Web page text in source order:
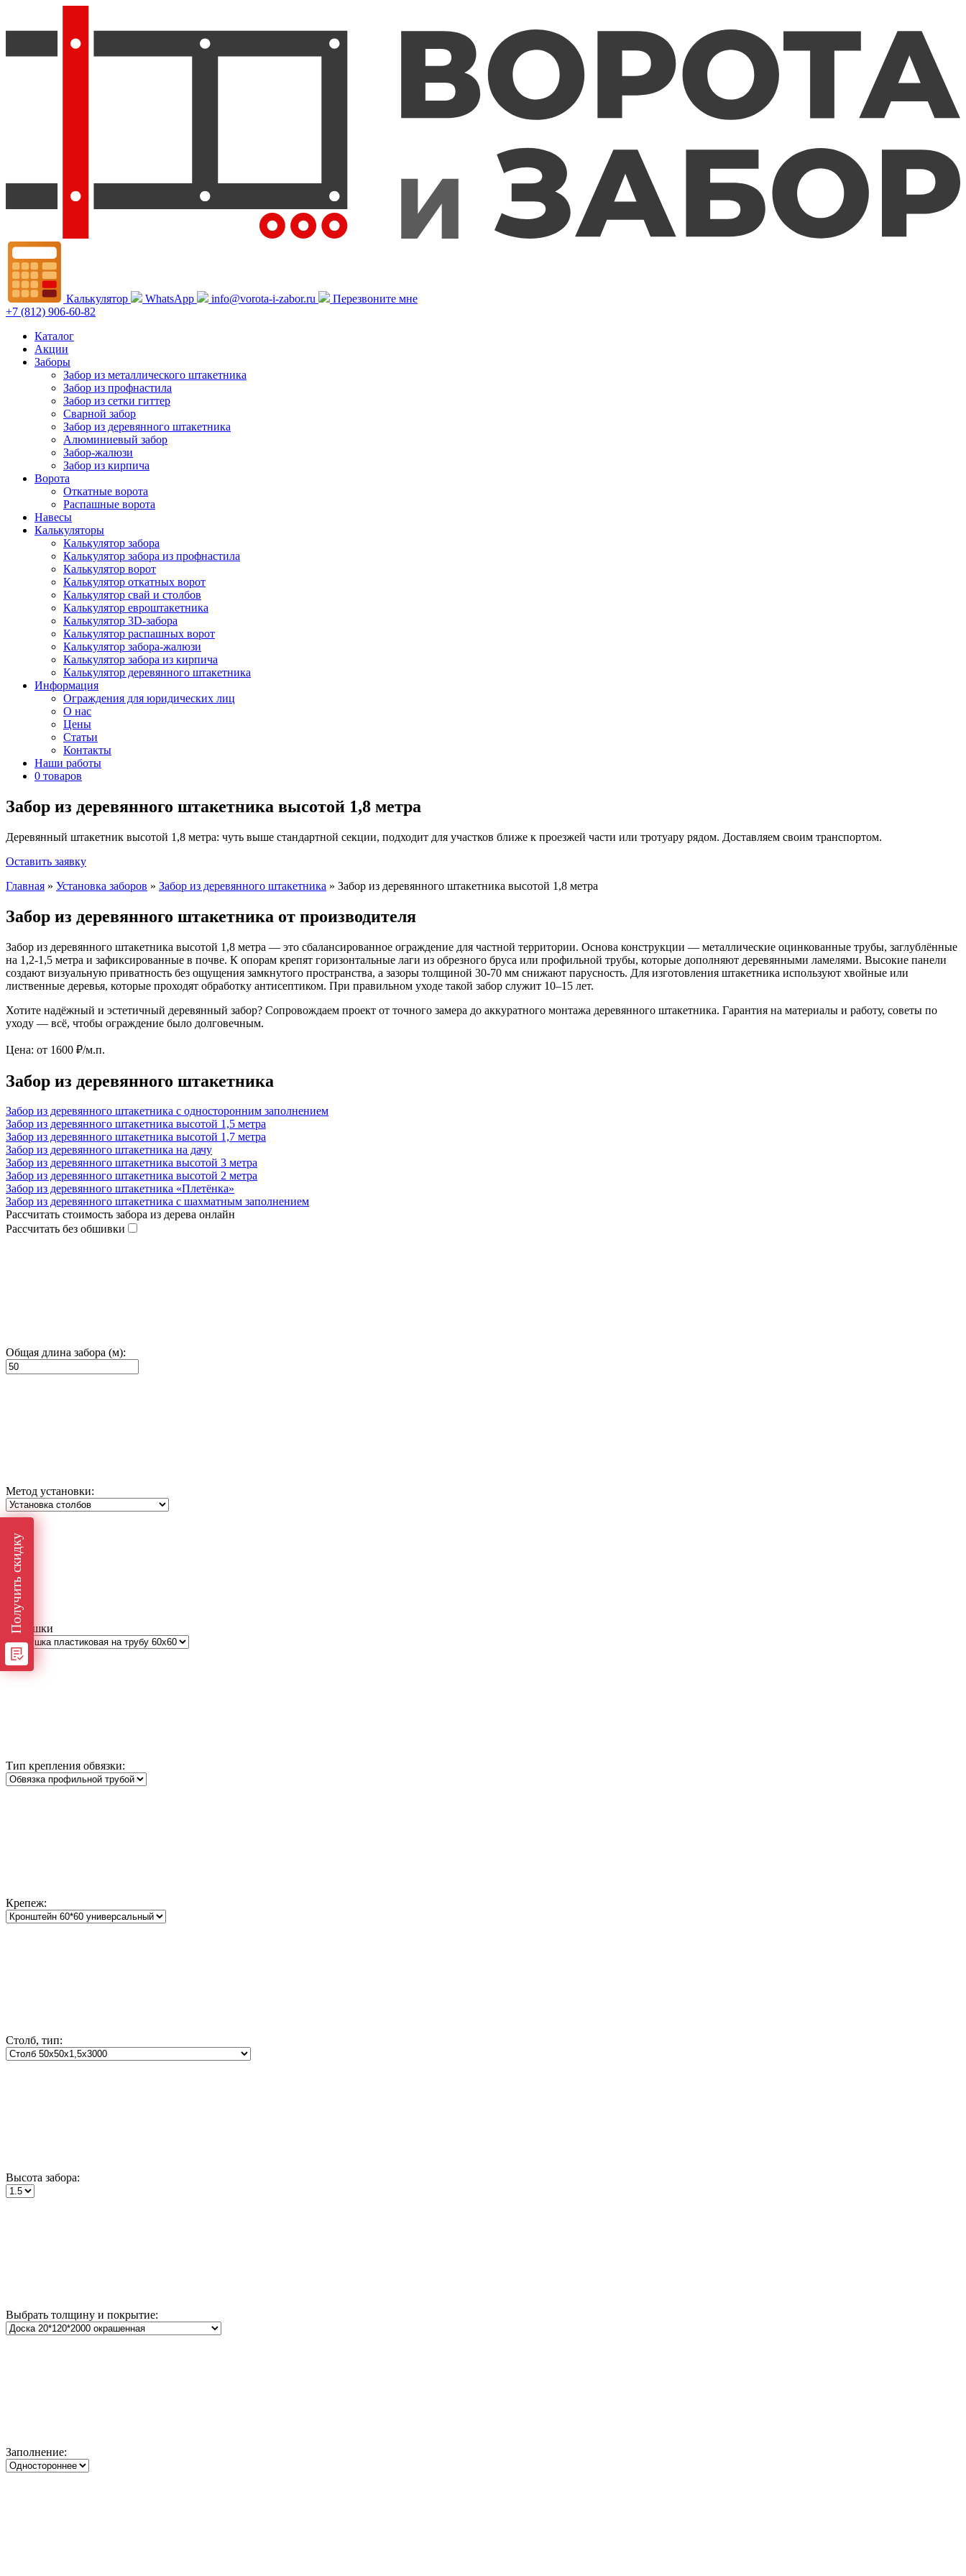
Калькулятор WhatsApp info@vorota-i-zabor.ru
Перезвоните мне
+7 (812) 906-60-82
Каталог
Акции
Заборы
Забор из металлического штакетника
Забор из профнастила
Забор из сетки гиттер
Сварной забор
Забор из деревянного штакетника
Алюминиевый забор
Забор-жалюзи
Забор из кирпича
Ворота
Откатные ворота
Распашные ворота
Навесы
Калькуляторы
Калькулятор забора
Калькулятор забора из профнастила
Калькулятор ворот
Калькулятор откатных ворот
Калькулятор свай и столбов
Калькулятор евроштакетника
Калькулятор 3D-забора
Калькулятор распашных ворот
Калькулятор забора-жалюзи
Калькулятор забора из кирпича
Калькулятор деревянного штакетника
Информация
Ограждения для юридических лиц
О нас
Цены
Статьи
Контакты
Наши работы
0 товаров
Забор из деревянного штакетника высотой 1,8 метра
Деревянный штакетник высотой 1,8 метра: чуть выше стандартной секции, подходит для участков ближе к проезжей части или тротуару рядом. Доставляем своим транспортом.
Оставить заявку
Главная » Установка заборов » Забор из деревянного штакетника » Забор из деревянного штакетника высотой 1,8 метра
Забор из деревянного штакетника от производителя
Забор из деревянного штакетника высотой 1,8 метра — это сбалансированное ограждение для частной территории. Основа конструкции — металлические оцинкованные трубы, заглублённые
на 1,2-1,5 метра и зафиксированные в почве. К опорам крепят горизонтальные лаги из обрезного бруса или профильной трубы, которые дополняют деревянными ламелями. Высокие панели
создают визуальную приватность без ощущения замкнутого пространства, а зазоры толщиной 30-70 мм снижают парусность. Для изготовления штакетника используют хвойные или
лиственные деревья, которые проходят обработку антисептиком. При правильном уходе такой забор служит 10–15 лет.
Хотите надёжный и эстетичный деревянный забор? Сопровождаем проект от точного замера до аккуратного монтажа деревянного штакетника. Гарантия на материалы и работу, советы по
уходу — всё, чтобы ограждение было долговечным.
Цена: от 1600 ₽/м.п.
Забор из деревянного штакетника
Забор из деревянного штакетника с односторонним заполнением
Забор из деревянного штакетника высотой 1,5 метра
Забор из деревянного штакетника высотой 1,7 метра
Забор из деревянного штакетника на дачу
Забор из деревянного штакетника высотой 3 метра
Забор из деревянного штакетника высотой 2 метра
Забор из деревянного штакетника «Плетёнка»
Забор из деревянного штакетника с шахматным заполнением
Рассчитать стоимость забора из дерева онлайн
Рассчитать без обшивки
Общая длина забора (м):
Метод установки:
Заглушки
Тип крепления обвязки:
Крепеж:
Столб, тип:
Высота забора:
Выбрать толщину и покрытие:
Заполнение:
Получить скидку